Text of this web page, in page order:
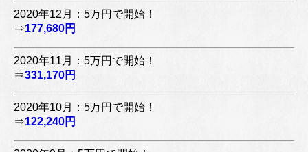
2020年12月：5万円で開始！
⇒177,680円
2020年11月：5万円で開始！
⇒331,170円
2020年10月：5万円で開始！
⇒122,240円